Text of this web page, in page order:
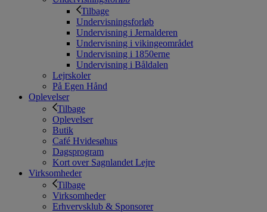
Tilbage
Undervisningsforløb
Undervisning i Jernalderen
Undervisning i vikingeområdet
Undervisning i 1850erne
Undervisning i Båldalen
Lejrskoler
På Egen Hånd
Oplevelser
Tilbage
Oplevelser
Butik
Café Hvidesøhus
Dagsprogram
Kort over Sagnlandet Lejre
Virksomheder
Tilbage
Virksomheder
Erhvervsklub & Sponsorer